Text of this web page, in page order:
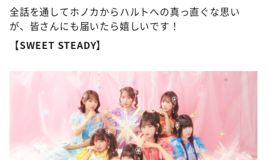
全話を通してホノカからハルトへの真っ直ぐな思い
が、皆さんにも届いたら嬉しいです！
【SWEET STEADY】